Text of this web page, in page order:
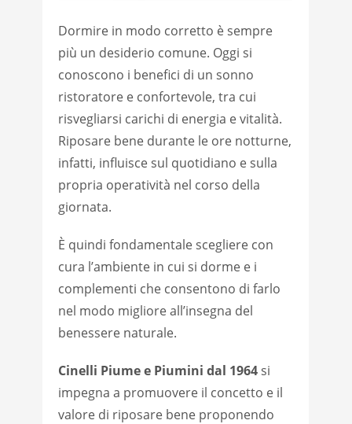
Dormire in modo corretto è sempre
più un desiderio comune. Oggi si
conoscono i benefici di un sonno
ristoratore e confortevole, tra cui
risvegliarsi carichi di energia e vitalità.
Riposare bene durante le ore notturne,
infatti, influisce sul quotidiano e sulla
propria operatività nel corso della
giornata.
È quindi fondamentale scegliere con
cura l’ambiente in cui si dorme e i
complementi che consentono di farlo
nel modo migliore all’insegna del
benessere naturale.
Cinelli Piume e Piumini dal 1964 si
impegna a promuovere il concetto e il
valore di riposare bene proponendo